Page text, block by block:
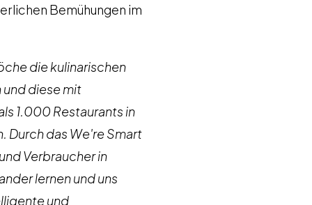
Bemühungen im
die kulinarischen
diese mit
1.000 Restaurants in
Durch das We're Smart
Verbraucher in
lernen und uns
und